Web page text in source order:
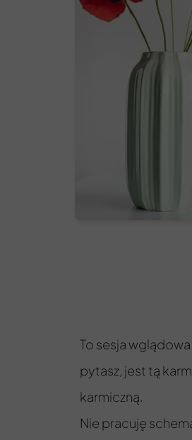
To sesja
pytasz, jest tą
karmiczną.
Nie pracuję